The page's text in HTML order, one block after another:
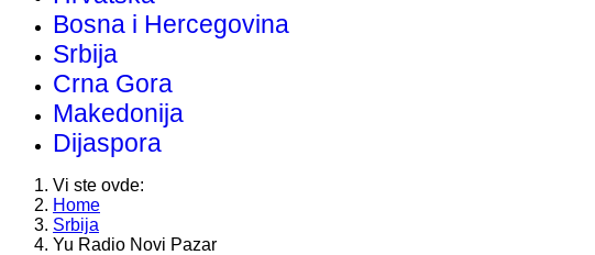
Bosna i Hercegovina
Srbija
Crna Gora
Makedonija
Dijaspora
Vi ste ovde:
Home
Srbija
Yu Radio Novi Pazar